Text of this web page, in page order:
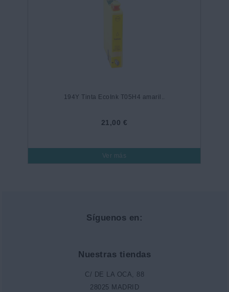
194Y Tinta EcoInk T05H4 amaril..
21,00 €
Ver más
Síguenos en:
Nuestras tiendas
C/ DE LA OCA, 88
28025 MADRID